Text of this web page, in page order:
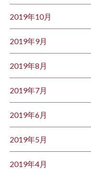
2019年10月
2019年9月
2019年8月
2019年7月
2019年6月
2019年5月
2019年4月